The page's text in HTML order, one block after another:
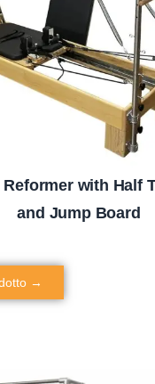
Reformer with Half
and Jump Board
→